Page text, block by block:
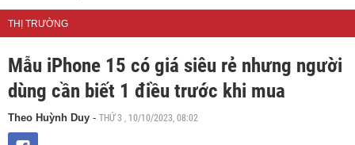
THỊ TRƯỜNG
Mẫu iPhone 15 có giá siêu rẻ nhưng người
dùng cần biết 1 điều trước khi mua
Theo Huỳnh Duy - THỨ 3 , 10/10/2023, 08:02